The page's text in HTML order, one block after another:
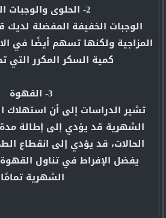
2- الحلوى والوجبات الخفيفة
الوجبات الخفيفة المفضلة
المزاجية ولكنها تسهم أيضًا في
كمية السكر المكرر التي
3- القهوة
تشير الدراسات إلى أن استهلاك
الشهرية قد يؤدي إلى إطالة
الحالات، قد يؤدي إلى انقطاع
يفضل الإفراط في تناول
الشهرية